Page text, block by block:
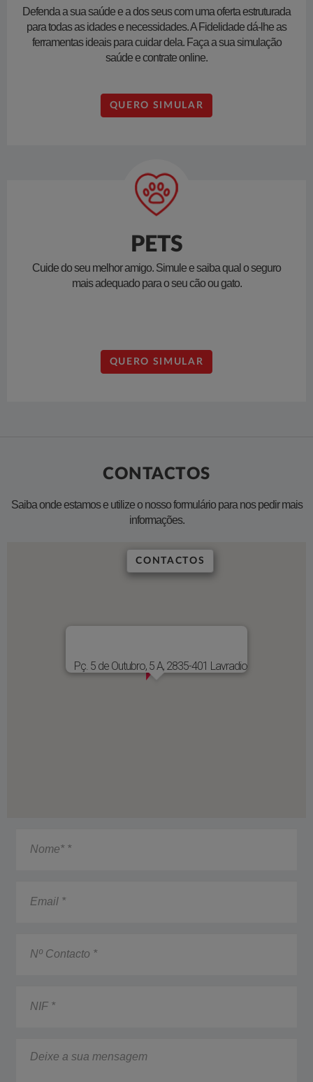
Defenda a sua saúde e a dos seus com uma oferta estruturada
para todas as idades e necessidades. A Fidelidade dá-lhe as
ferramentas ideais para cuidar dela. Faça a sua simulação
saúde e contrate online.
QUERO SIMULAR
PETS
Cuide do seu melhor amigo. Simule e saiba qual o seguro
mais adequado para o seu cão ou gato.
QUERO SIMULAR
CONTACTOS
​Saiba onde estamos e utilize o nosso formulário para nos pedir mais
informações.
LOCALIZAÇÃO E CONTACTOS
Pç. 5 de Outubro, 5 A, 2835-401 Lavradio
CONTACTOS
Contacto